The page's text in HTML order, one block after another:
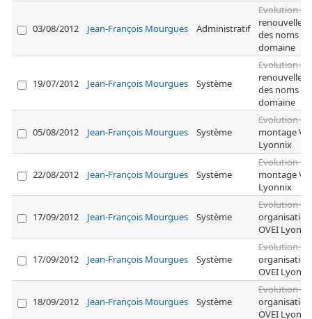
03/08/2012 Jean-François Mourgues Administratif
Evolution
des noms de
domaine
19/07/2012 Jean-François Mourgues Système
Evolution
des noms de
domaine
05/08/2012 Jean-François Mourgues Système
Evolution
montage VM
Lyonnix
22/08/2012 Jean-François Mourgues Système
Evolution
montage VM
Lyonnix
17/09/2012 Jean-François Mourgues Système
Evolution
organisation
OVEI Lyon
17/09/2012 Jean-François Mourgues Système
Evolution
organisation
OVEI Lyon
18/09/2012 Jean-François Mourgues Système
Evolution
organisation
OVEI Lyon